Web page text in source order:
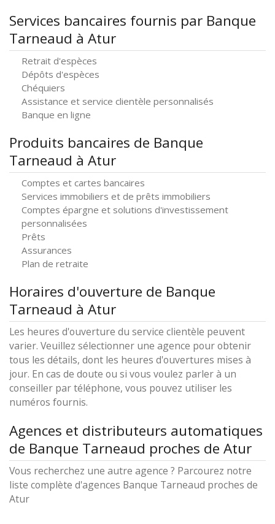
Services bancaires fournis par Banque
Tarneaud à Atur
Retrait d'espèces
Dépôts d'espèces
Chéquiers
Assistance et service clientèle personnalisés
Banque en ligne
Produits bancaires de Banque
Tarneaud à Atur
Comptes et cartes bancaires
Services immobiliers et de prêts immobiliers
Comptes épargne et solutions d'investissement
personnalisées
Prêts
Assurances
Plan de retraite
Horaires d'ouverture de Banque
Tarneaud à Atur
Les heures d'ouverture du service clientèle peuvent
varier. Veuillez sélectionner une agence pour obtenir
tous les détails, dont les heures d'ouvertures mises à
jour. En cas de doute ou si vous voulez parler à un
conseiller par téléphone, vous pouvez utiliser les
numéros fournis.
Agences et distributeurs automatiques
de Banque Tarneaud proches de Atur
Vous recherchez une autre agence ? Parcourez notre
liste complète d'agences Banque Tarneaud proches de
Atur